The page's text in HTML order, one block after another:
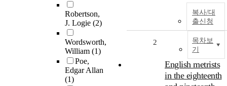
Robertson,
J. Logie (2)
Wordsworth,
William (1)
Poe,
Edgar Allan
(1)
복사/대
출신청
목차보
기
2
English metrists
in the eighteenth